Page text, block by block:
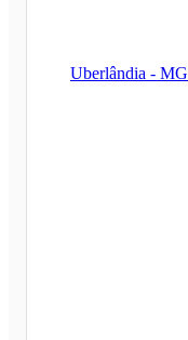
Uberlândia - MG